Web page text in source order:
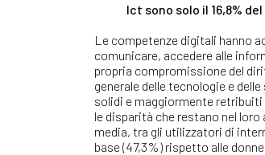
Ict sono solo il 16,8%
Le competenze digitali hanno
comunicare, accedere alle
propria compromissione del
generale delle tecnologie e
solidi e maggiormente retribuiti
le disparità che restano nel loro
media, tra gli utilizzatori di
base (47,3%) rispetto alle